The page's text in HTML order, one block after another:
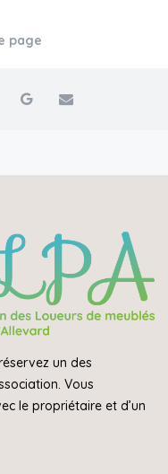
page
un des
Vous
le propriétaire et d’un